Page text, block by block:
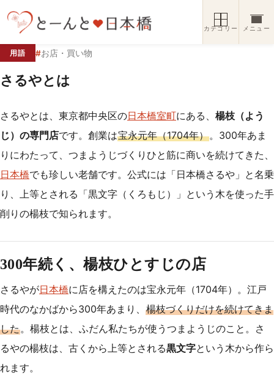
カテゴリー メニュー
用語 #お店・買い物
さるやとは
さるやとは、東京都中央区の日本橋室町にある、 楊枝（よう
じ）の専門店です。創業は宝永元年（1704年）。300年あま
りにわたって、つまようじづくりひと筋に商いを続けてきた、
日本橋でも珍しい老舗です。公式には「日本橋さるや」と名乗
り、上等とされる「黒文字（くろもじ）」という木を使った手
削りの楊枝で知られます。
300年続く、楊枝ひとすじの店
さるやが日本橋に店を構えたのは宝永元年（1704年）。江戸
時代のなかばから300年あまり、 楊枝づくりだけを続けてきま
した。楊枝とは、ふだん私たちが使うつまようじのこと。さ
るやの楊枝は、古くから上等とされる黒文字という木から作ら
れます。